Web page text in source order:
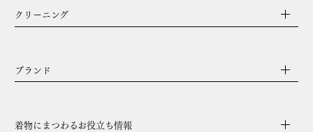
クリーニング
ブランド
着物にまつわるお役立ち情報